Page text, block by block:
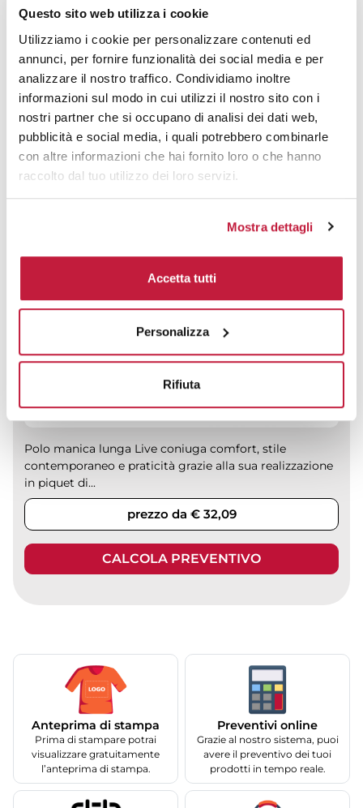
Questo sito web utilizza i cookie
Utilizziamo i cookie per personalizzare contenuti ed
annunci, per fornire funzionalità dei social media e per
analizzare il nostro traffico. Condividiamo inoltre
informazioni sul modo in cui utilizzi il nostro sito con i
nostri partner che si occupano di analisi dei dati web,
pubblicità e social media, i quali potrebbero combinarle
con altre informazioni che hai fornito loro o che hanno
raccolto dal tuo utilizzo dei loro servizi.
Mostra dettagli
Accetta tutti
Personalizza
Rifiuta
Polo manica lunga Live coniuga comfort, stile
contemporaneo e praticità grazie alla sua realizzazione
in piquet di...
prezzo da € 32,09
CALCOLA PREVENTIVO
Anteprima di stampa
Prima di stampare potrai
visualizzare gratuitamente
l’anteprima di stampa.
Preventivi online
Grazie al nostro sistema, puoi
avere il preventivo dei tuoi
prodotti in tempo reale.